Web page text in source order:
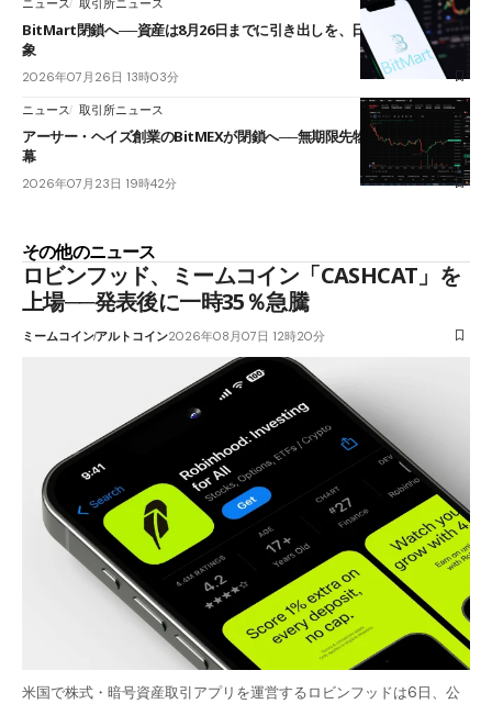
BitMart閉鎖へ──資産は8月26日までに引き出しを、日本人利用者も対
象
2026年07月26日 13時03分
ニュース 取引所ニュース
アーサー・ヘイズ創業のBitMEXが閉鎖へ──無期限先物を生んだ11年に
幕
2026年07月23日 19時42分
その他のニュース
ロビンフッド、ミームコイン「CASHCAT」を
上場──発表後に一時35％急騰
ミームコインアルトコイン2026年08月07日 12時20分
米国で株式・暗号資産取引アプリを運営するロビンフッドは6日、公